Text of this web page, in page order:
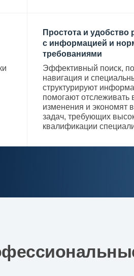
Простота и удобство
с информацией и
требованиями
Эффективный поиск,
навигация и
структурируют
помогают отслеживать
изменения и экономят
задач, требующих
квалификации